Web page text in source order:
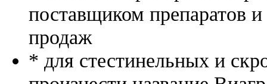
поставщиком препаратов
продаж
* для стестинельных и